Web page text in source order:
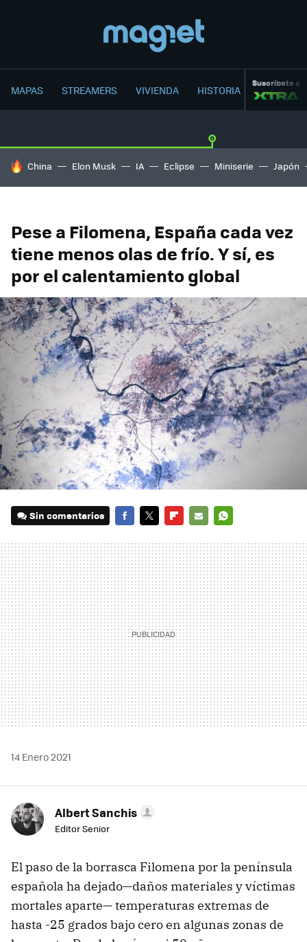
MAPAS STREAMERS VIVIENDA HISTORIA Suscríbete a
HOY SE HABLA DE
China Elon Musk IA Eclipse Miniserie Japón
Pese a Filomena, España cada vez
tiene menos olas de frío. Y sí, es
por el calentamiento global
Sin comentarios
MAIL
14 Enero 2021
Albert Sanchis
Editor Senior
El paso de la borrasca Filomena por la península
española ha dejado—daños materiales y víctimas
mortales aparte— temperaturas extremas de
hasta -25 grados bajo cero en algunas zonas de